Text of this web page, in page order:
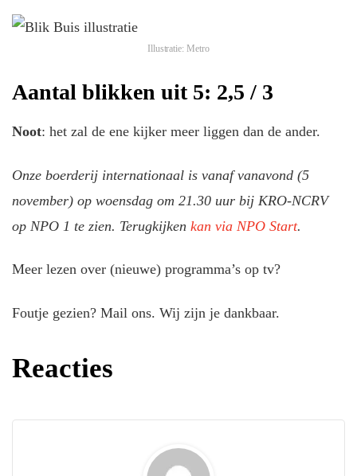
Illustratie: Metro
Aantal blikken uit 5: 2,5 / 3
Noot: het zal de ene kijker meer liggen dan de ander.
Onze boerderij internationaal is vanaf vanavond (5
november) op woensdag om 21.30 uur bij KRO-NCRV
op NPO 1 te zien. Terugkijken kan via NPO Start.
Meer lezen over (nieuwe) programma’s op tv?
Foutje gezien? Mail ons. Wij zijn je dankbaar.
Reacties